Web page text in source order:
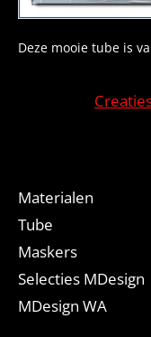
Deze mooie tube is
Materialen
Tube
Maskers
Selecties MDesign
MDesign WA